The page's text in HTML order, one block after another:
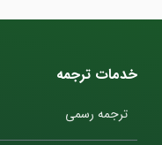
خدمات ترجمه
ترجمه رسمی